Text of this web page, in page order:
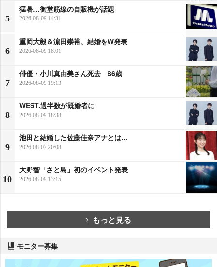
5
猛暑…御堂筋線の自販機が話題
2026-08-09 14:31
6
重岡大毅＆濵田崇裕、結婚をW発表
2026-08-09 18:01
7
俳優・小川真由美さん死去 86歳
2026-08-09 19:13
8
WEST.過半数が既婚者に
2026-08-09 18:38
9
池田と結婚した佐藤佳奈アナとは…
2026-08-07 20:08
10
大野智「さと島」初のイベント発表
2026-08-09 13:15
もっと見る
モニター募集